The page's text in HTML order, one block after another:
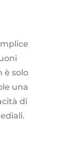
è solo
una
di